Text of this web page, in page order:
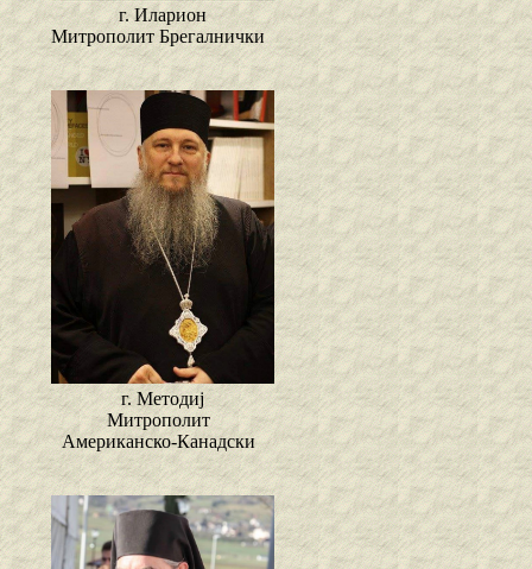
г. Иларион
Митрополит Брегалнички
г. Методиј
Митрополит
Американско-Канадски